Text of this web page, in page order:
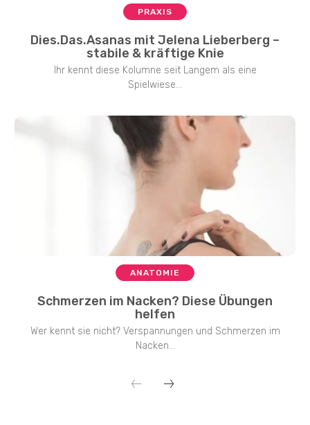
PRAXIS
Dies.Das.Asanas mit Jelena Lieberberg –
stabile & kräftige Knie
Ihr kennt diese Kolumne seit Langem als eine
Spielwiese...
ANATOMIE
Schmerzen im Nacken? Diese Übungen
helfen
Wer kennt sie nicht? Verspannungen und Schmerzen im
Nacken...